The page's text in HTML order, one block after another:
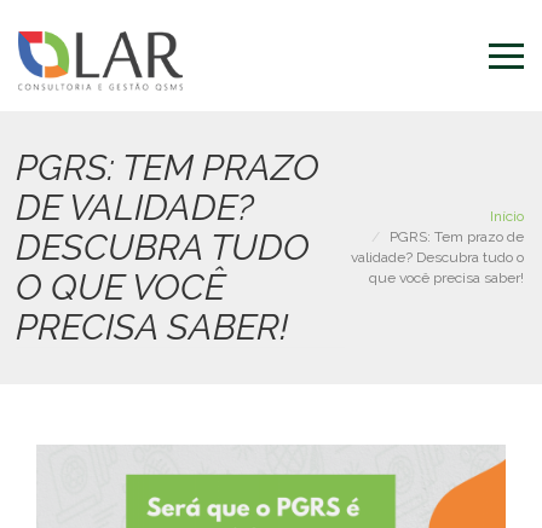
para
conteúdo
PGRS: TEM PRAZO
DE VALIDADE?
DESCUBRA TUDO
O QUE VOCÊ
PRECISA SABER!
Início
PGRS: Tem prazo de
validade? Descubra tudo o
que você precisa saber!